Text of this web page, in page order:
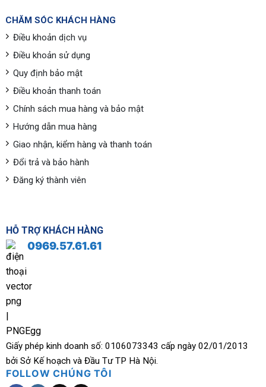
CHĂM SÓC KHÁCH HÀNG
Điều khoản dịch vụ
Điều khoản sử dụng
Quy định bảo mật
Điều khoản thanh toán
Chính sách mua hàng và bảo mật
Hướng dẫn mua hàng
Giao nhận, kiểm hàng và thanh toán
Đổi trả và bảo hành
Đăng ký thành viên
HỖ TRỢ KHÁCH HÀNG
0969.57.61.61
Giấy phép kinh doanh số: 0106073343 cấp ngày 02/01/2013
bởi Sở Kế hoạch và Đầu Tư TP Hà Nội.
FOLLOW CHÚNG TÔI